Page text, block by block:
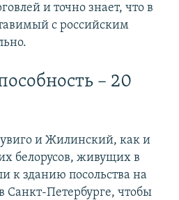
и точно знает, что в
с российским
– 20
и Жилинский, как и
белорусов, живущих в
к зданию посольства на
Санкт-Петербурге, чтобы